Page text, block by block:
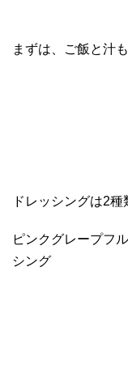
まずは、ご飯と汁
ドレッシングは2種
ピンクグレープフ
シング